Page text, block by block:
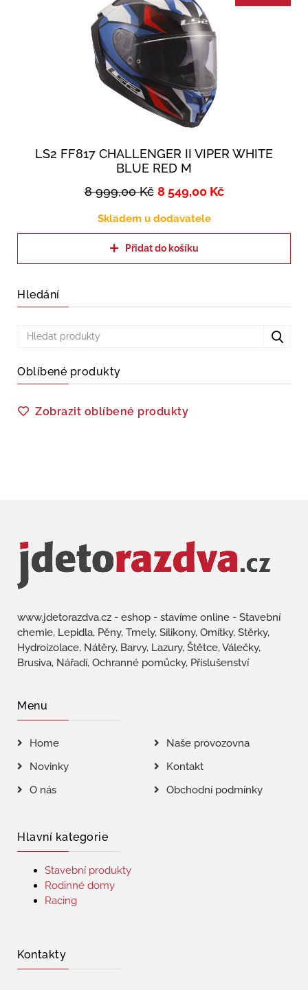
LS2 FF817 CHALLENGER II VIPER WHITE
BLUE RED M
8 999,00Kč 8 549,00 Kč
Skladem u dodavatele
Přidat do košíku
Hledání
Oblíbené produkty
Zobrazit oblíbené produkty
www.jdetorazdva.cz - eshop - stavíme online - Stavební
chemie, Lepidla, Pěny, Tmely, Silikony, Omítky, Stěrky,
Hydroizolace, Nátěry, Barvy, Lazury, Štětce, Válečky,
Brusiva, Nářadí, Ochranné pomůcky, Příslušenství
Menu
Home
Naše provozovna
Novinky
Kontakt
O nás
Obchodní podmínky
Hlavní kategorie
Stavební produkty
Rodinné domy
Racing
Kontakty